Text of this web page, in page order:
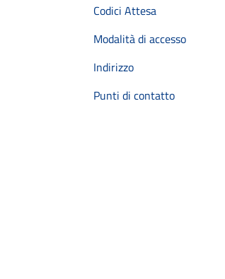
Codici Attesa
Modalità di accesso
Indirizzo
Punti di contatto